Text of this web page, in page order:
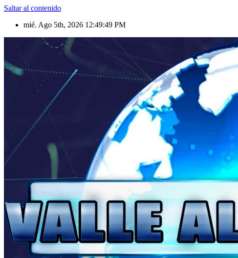
Saltar al contenido
mié. Ago 5th, 2026 12:49:51 PM